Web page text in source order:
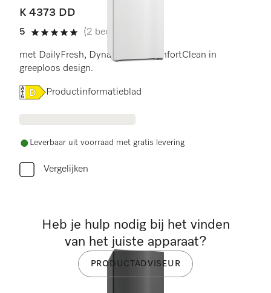
K 4373 DD
5
5 sterren op 5
(2 beoordelingen)
met DailyFresh, DynaCool en ComfortClean in
greeploos design.
Online Label Flag, Energielabel
Productinformatieblad
Leverbaar uit voorraad met gratis levering
Vergelijken
Heb je hulp nodig bij het vinden
van het juiste apparaat?
PRODUCTADVISEUR